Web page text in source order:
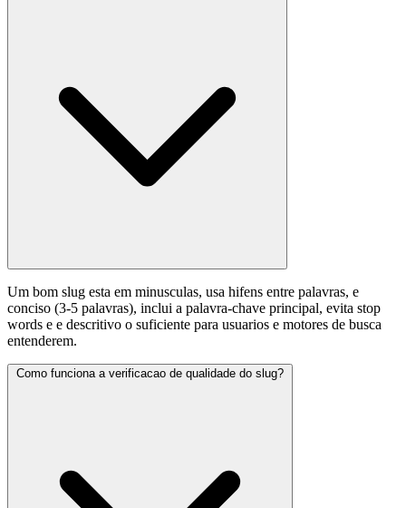
Um bom slug esta em minusculas, usa hifens entre palavras, e
conciso (3-5 palavras), inclui a palavra-chave principal, evita stop
words e e descritivo o suficiente para usuarios e motores de busca
entenderem.
Como funciona a verificacao de qualidade do slug?